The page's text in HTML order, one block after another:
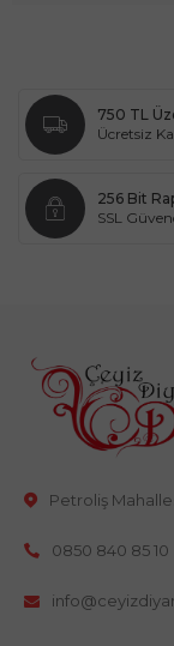
750 TL
Ücretsiz
256 Bit
SSL
Petroliş
0850 840 85 10